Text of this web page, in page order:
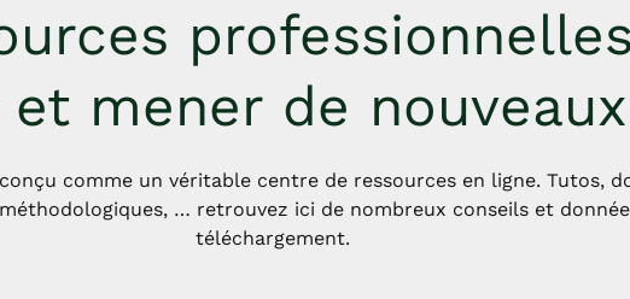
mener de
comme un véritable centre de ressources en ligne. Tutos,
… retrouvez ici de nombreux conseils et
téléchargement.